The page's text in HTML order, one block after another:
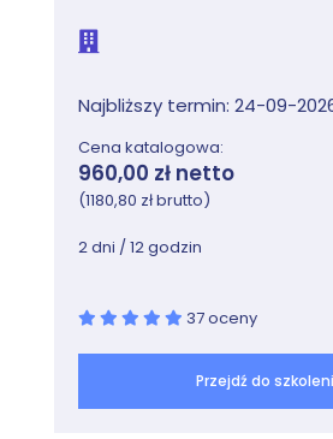
Moduł 12: Wdrażanie
synchronizacji katalogowej
Azure Active Directory (Azure AD)
Moduły opisują różne
takie jak synchronizacja Azure AD,
oraz Azure AD Connect.
Zajęcia
Planowanie i
synchronizacji
Wdrażanie synchronizacji
Najbliższy termin: 24-09-
Cena katalogowa:
960,00 zł netto
(1180,80 zł brutto)
2 dni / 12 godzin
37 oceny
Przejdź do